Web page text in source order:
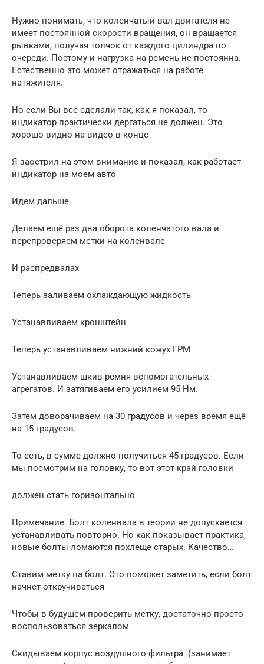
Нужно понимать, что коленчатый вал двигателя не
имеет постоянной скорости вращения, он вращается
рывками, получая толчок от каждого цилиндра по
очереди. Поэтому и нагрузка на ремень не постоянна.
Естественно это может отражаться на работе
натяжителя.
Но если Вы все сделали так, как я показал, то
индикатор практически дергаться не должен. Это
хорошо видно на видео в конце
Я заострил на этом внимание и показал, как работает
индикатор на моем авто
Идем дальше.
Делаем ещё раз два оборота коленчатого вала и
перепроверяем метки на коленвале
И распредвалах
Теперь заливаем охлаждающую жидкость
Устанавливаем кронштейн
Теперь устанавливаем нижний кожух ГРМ
Устанавливаем шкив ремня вспомогательных
агрегатов. И затягиваем его усилием 95 Нм.
Затем доворачиваем на 30 градусов и через время ещё
на 15 градусов.
То есть, в сумме должно получиться 45 градусов. Если
мы посмотрим на головку, то вот этот край головки
должен стать горизонтально
Примечание. Болт коленвала в теории не допускается
устанавливать повторно. Но как показывает практика,
новые болты ломаются похлеще старых. Качество…
Ставим метку на болт. Это поможет заметить, если болт
начнет откручиваться
Чтобы в будущем проверить метку, достаточно просто
воспользоваться зеркалом
Скидываем корпус воздушного фильтра (занимает